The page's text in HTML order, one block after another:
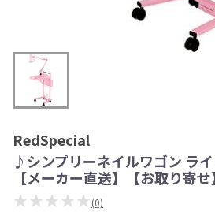
RedSpecial
♪シンプリーネイルワゴン ラ
【メーカー直送】【お取り寄せ】
★★★★★ (0)